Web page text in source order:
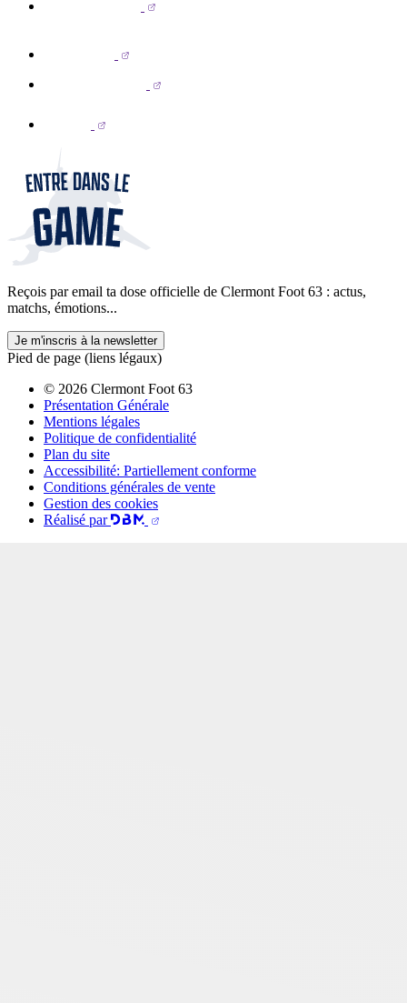
Reçois par email ta dose officielle de Clermont Foot 63 : actus,
matchs, émotions...
Je m'inscris à la newsletter
Pied de page (liens légaux)
© 2026 Clermont Foot 63
Présentation Générale
Mentions légales
Politique de confidentialité
Plan du site
Accessibilité: Partiellement conforme
Conditions générales de vente
Gestion des cookies
Réalisé par